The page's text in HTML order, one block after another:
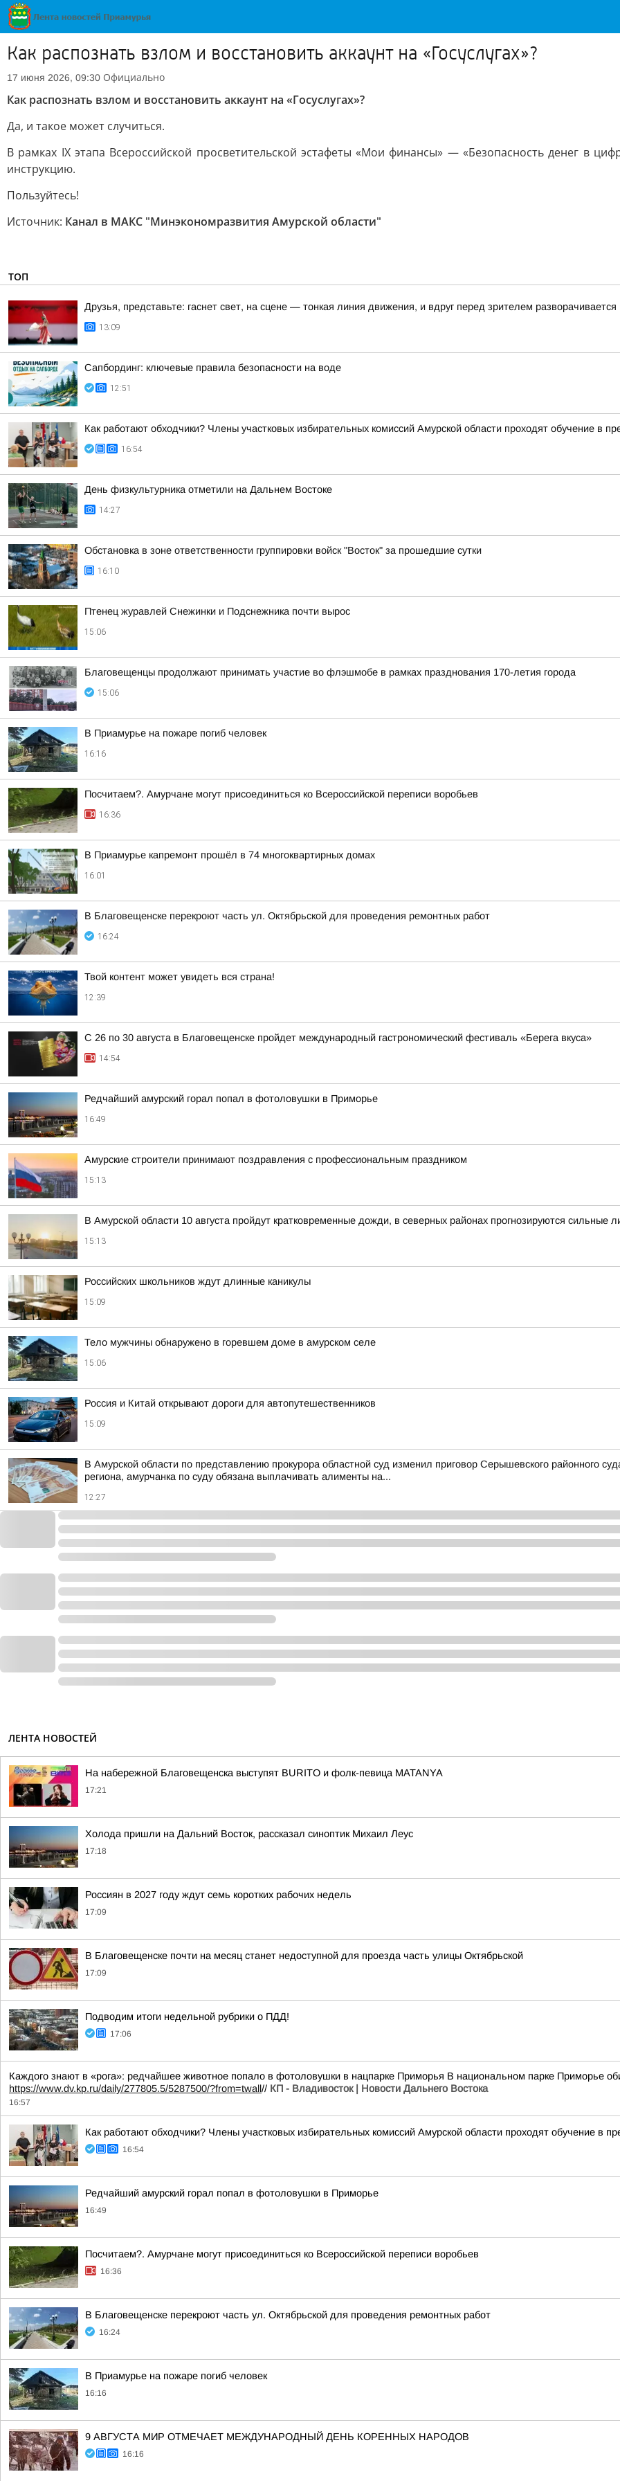
Как распознать взлом и восстановить аккаунт на «Госуслугах»?
17 июня 2026, 09:30 Официально
Как распознать взлом и восстановить аккаунт на «Госуслугах»?
Да, и такое может случиться.
В рамках IX этапа Всероссийской просветительской эстафеты «Мои финансы» — «Безопасность денег в
инструкцию.
Пользуйтесь!
Источник: Канал в МАКС "Минэкономразвития Амурской области"
ТОП
Друзья, представьте: гаснет свет, на сцене — тонкая линия движения, и вдруг перед зрителем разворачивается
13:09
Сапбординг: ключевые правила безопасности на воде
12:51
Как работают обходчики? Члены участковых избирательных комиссий Амурской области проходят обучение в
16:54
День физкультурника отметили на Дальнем Востоке
14:27
Обстановка в зоне ответственности группировки войск "Восток" за прошедшие сутки
16:10
Птенец журавлей Снежинки и Подснежника почти вырос
15:06
Благовещенцы продолжают принимать участие во флэшмобе в рамках празднования 170-летия города
15:06
В Приамурье на пожаре погиб человек
16:16
Посчитаем?. Амурчане могут присоединиться ко Всероссийской переписи воробьев
16:36
В Приамурье капремонт прошёл в 74 многоквартирных домах
16:01
В Благовещенске перекроют часть ул. Октябрьской для проведения ремонтных работ
16:24
Твой контент может увидеть вся страна!
12:39
С 26 по 30 августа в Благовещенске пройдет международный гастрономический фестиваль «Берега вкуса»
14:54
Редчайший амурский горал попал в фотоловушки в Приморье
16:49
Амурские строители принимают поздравления с профессиональным праздником
15:13
В Амурской области 10 августа пройдут кратковременные дожди, в северных районах прогнозируются сильные
15:13
Российских школьников ждут длинные каникулы
15:09
Тело мужчины обнаружено в горевшем доме в амурском селе
15:06
Россия и Китай открывают дороги для автопутешественников
15:09
В Амурской области по представлению прокурора областной суд изменил приговор Серышевского районного
региона, амурчанка по суду обязана выплачивать алименты на...
12:27
ЛЕНТА НОВОСТЕЙ
На набережной Благовещенска выступят BURITO и фолк-певица MATANYA
17:21
Холода пришли на Дальний Восток, рассказал синоптик Михаил Леус
17:18
Россиян в 2027 году ждут семь коротких рабочих недель
17:09
В Благовещенске почти на месяц станет недоступной для проезда часть улицы Октябрьской
17:09
Подводим итоги недельной рубрики о ПДД!
17:06
Каждого знают в «рога»: редчайшее животное попало в фотоловушки в нацпарке Приморья В национальном парке Приморье
https://www.dv.kp.ru/daily/277805.5/5287500/?from=twall// КП - Владивосток | Новости Дальнего Востока
16:57
Как работают обходчики? Члены участковых избирательных комиссий Амурской области проходят обучение в
16:54
Редчайший амурский горал попал в фотоловушки в Приморье
16:49
Посчитаем?. Амурчане могут присоединиться ко Всероссийской переписи воробьев
16:36
В Благовещенске перекроют часть ул. Октябрьской для проведения ремонтных работ
16:24
В Приамурье на пожаре погиб человек
16:16
9 АВГУСТА МИР ОТМЕЧАЕТ МЕЖДУНАРОДНЫЙ ДЕНЬ КОРЕННЫХ НАРОДОВ
16:16